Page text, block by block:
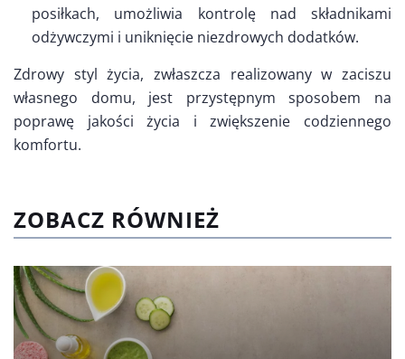
posiłkach, umożliwia kontrolę nad składnikami
odżywczymi i uniknięcie niezdrowych dodatków.
Zdrowy styl życia, zwłaszcza realizowany w zaciszu
własnego domu, jest przystępnym sposobem na
poprawę jakości życia i zwiększenie codziennego
komfortu.
ZOBACZ RÓWNIEŻ